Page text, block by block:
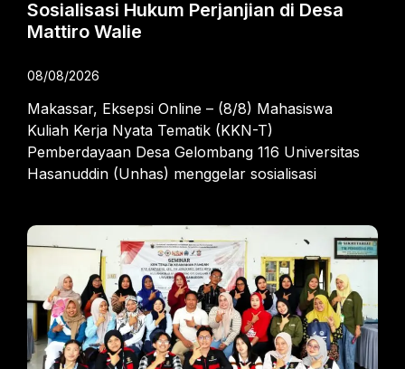
Sosialisasi Hukum Perjanjian di Desa
Mattiro Walie
08/08/2026
Makassar, Eksepsi Online – (8/8) Mahasiswa
Kuliah Kerja Nyata Tematik (KKN-T)
Pemberdayaan Desa Gelombang 116 Universitas
Hasanuddin (Unhas) menggelar sosialisasi